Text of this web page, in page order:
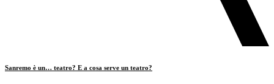
Sanremo è un… teatro? E a cosa serve un teatro?